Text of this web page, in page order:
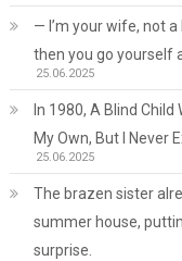
— I’m your wife, not
then you go yourself
25.06.2025
In 1980, A Blind
My Own, But I Never
25.06.2025
The brazen sister
summer house,
surprise.